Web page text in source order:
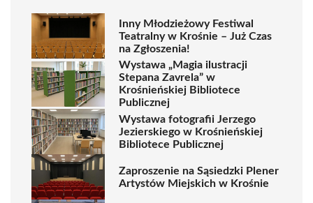
Inny Młodzieżowy Festiwal
Teatralny w Krośnie – Już Czas
na Zgłoszenia!
Wystawa „Magia ilustracji
Stepana Zavrela” w
Krośnieńskiej Bibliotece
Publicznej
Wystawa fotografii Jerzego
Jezierskiego w Krośnieńskiej
Bibliotece Publicznej
Zaproszenie na Sąsiedzki Plener
Artystów Miejskich w Krośnie